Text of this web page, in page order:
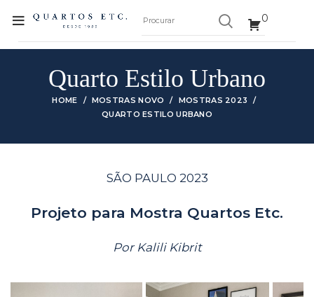
0
Quarto Estilo Urbano
HOME MOSTRAS NOVO
MOSTRAS 2023
QUARTO ESTILO URBANO
SÃO PAULO 2023
Projeto para Mostra Quartos Etc.
Por Kalili Kibrit